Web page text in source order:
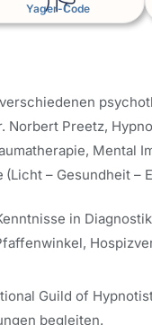
Yager-Code
Preetz,
Mental
(Licht – Gesundheit –
in
Guild of
begleiten.